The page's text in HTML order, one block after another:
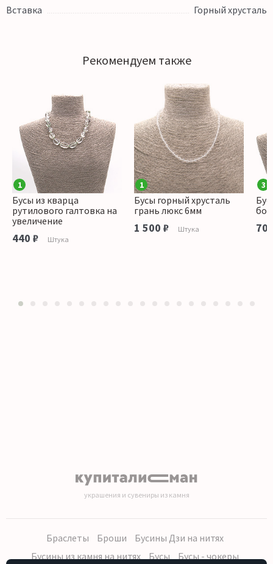
Вставка
Горный хрусталь
Рекомендуем также
1
Бусы из кварца
рутилового галтовка на
увеличение
440 ₽ Штука
1
Бусы горный хрусталь
грань люкс 6мм
1 500 ₽ Штука
3
украшения и сувениры из камня
Браслеты Броши
Бусины Дзи на нитях
Бусины из камня на нитях
Бусы Бусы - чокеры